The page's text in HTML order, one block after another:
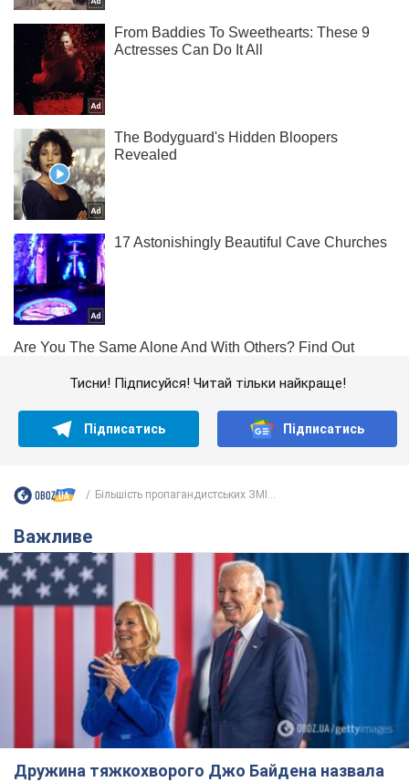
Тисни! Підписуйся! Читай тільки найкраще!
Підписатись Підписатись
Більшість пропагандистських ЗМІ...
Важливе
Дружина тяжкохворого Джо Байдена назвала